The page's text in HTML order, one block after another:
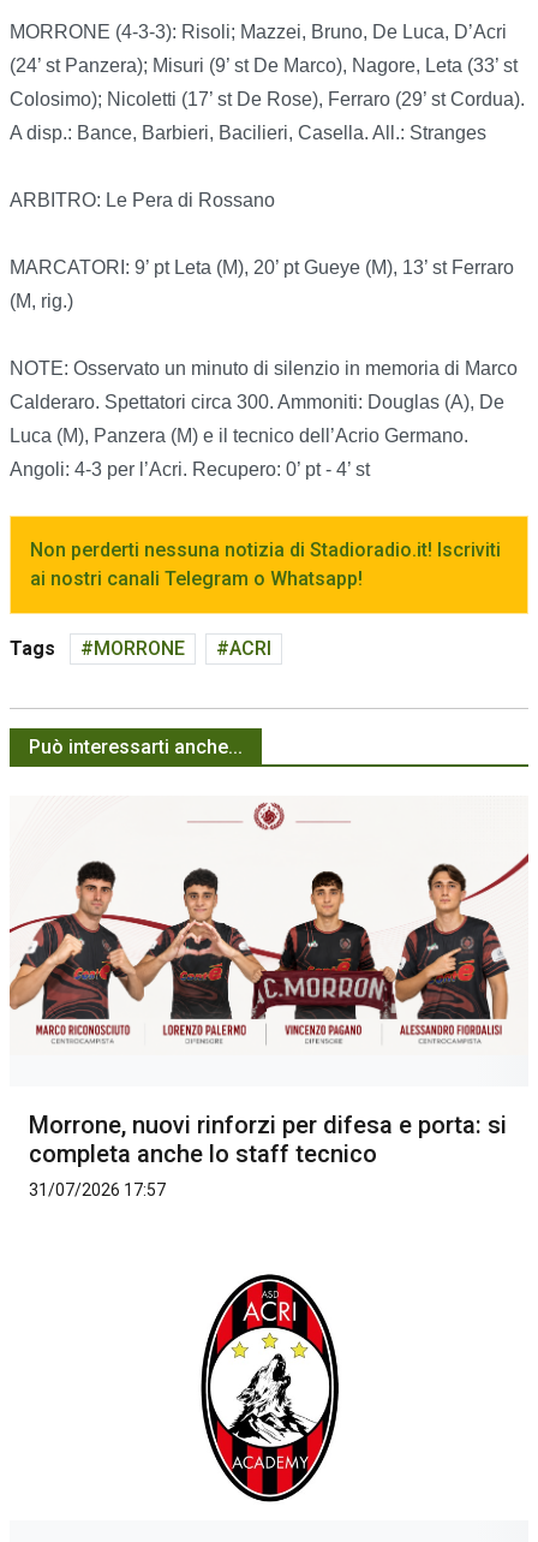
MORRONE (4-3-3): Risoli; Mazzei, Bruno, De Luca, D’Acri
(24’ st Panzera); Misuri (9’ st De Marco), Nagore, Leta (33’ st
Colosimo); Nicoletti (17’ st De Rose), Ferraro (29’ st Cordua).
A disp.: Bance, Barbieri, Bacilieri, Casella. All.: Stranges
ARBITRO: Le Pera di Rossano
MARCATORI: 9’ pt Leta (M), 20’ pt Gueye (M), 13’ st Ferraro
(M, rig.)
NOTE: Osservato un minuto di silenzio in memoria di Marco
Calderaro. Spettatori circa 300. Ammoniti: Douglas (A), De
Luca (M), Panzera (M) e il tecnico dell’Acrio Germano.
Angoli: 4-3 per l’Acri. Recupero: 0’ pt - 4’ st
Non perderti nessuna notizia di Stadioradio.it! Iscriviti
ai nostri canali Telegram o Whatsapp!
Tags MORRONE ACRI
Può interessarti anche...
Morrone, nuovi rinforzi per difesa e porta: si
completa anche lo staff tecnico
31/07/2026 17:57